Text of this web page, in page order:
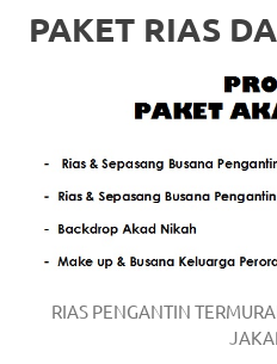
the
rolex.
content
https://
imitation
https://
PAKET RIAS
RIAS PENGANTIN